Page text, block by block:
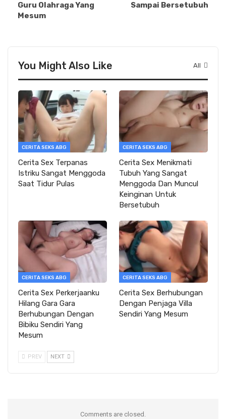
Guru Olahraga Yang
Mesum
Sampai Bersetubuh
All
You Might Also Like
CERITA SEKS ABG
Cerita Sex Terpanas
Istriku Sangat Menggoda
Saat Tidur Pulas
CERITA SEKS ABG
Cerita Sex Menikmati
Tubuh Yang Sangat
Menggoda Dan Muncul
Keinginan Untuk
Bersetubuh
CERITA SEKS ABG
Cerita Sex Perkerjaanku
Hilang Gara Gara
Berhubungan Dengan
Bibiku Sendiri Yang
Mesum
CERITA SEKS ABG
Cerita Sex Berhubungan
Dengan Penjaga Villa
Sendiri Yang Mesum
PREV NEXT
Comments are closed.